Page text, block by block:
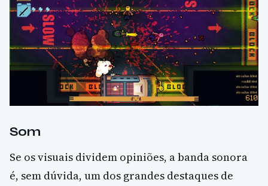
Som
Se os visuais dividem opiniões, a banda sonora
é, sem dúvida, um dos grandes destaques de